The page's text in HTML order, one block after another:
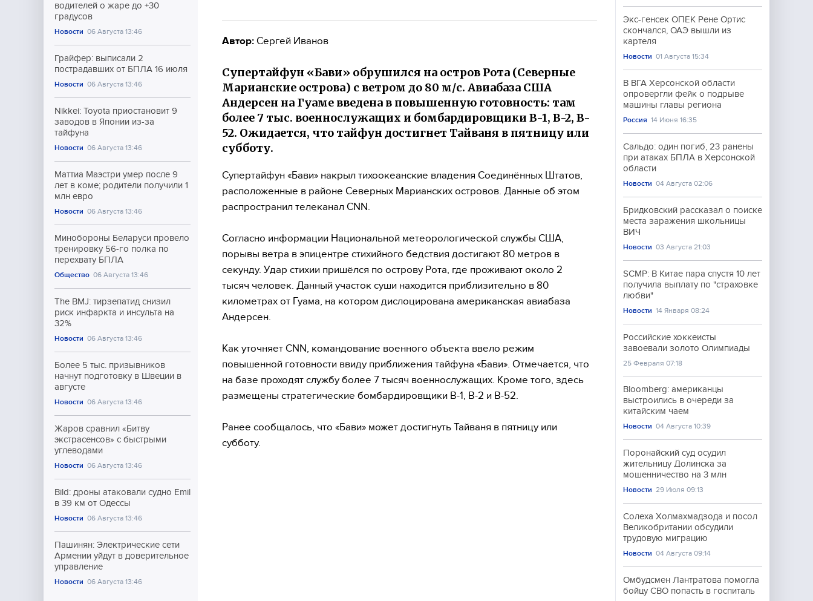
водителей о жаре до +30
градусов
Новости 06 Августа 13:46
Грайфер: выписали 2
пострадавших от БПЛА 16 июля
Новости 06 Августа 13:46
Nikkei: Toyota приостановит 9
заводов в Японии из-за
тайфуна
Новости 06 Августа 13:46
Маттиа Маэстри умер после 9
лет в коме; родители получили 1
млн евро
Новости 06 Августа 13:46
Минобороны Беларуси провело
тренировку 56-го полка по
перехвату БПЛА
Общество 06 Августа 13:46
The BMJ: тирзепатид снизил
риск инфаркта и инсульта на
32%
Новости 06 Августа 13:46
Более 5 тыс. призывников
начнут подготовку в Швеции в
августе
Новости 06 Августа 13:46
Жаров сравнил «Битву
экстрасенсов» с быстрыми
углеводами
Новости 06 Августа 13:46
Bild: дроны атаковали судно Emil
в 39 км от Одессы
Новости 06 Августа 13:46
Пашинян: Электрические сети
Армении уйдут в доверительное
управление
Новости 06 Августа 13:46
Автор: Сергей Иванов
Супертайфун «Бави» обрушился на остров Рота (Северные
Марианские острова) с ветром до 80 м/с. Авиабаза США
Андерсен на Гуаме введена в повышенную готовность: там
более 7 тыс. военнослужащих и бомбардировщики B-1, B-2, B-
52. Ожидается, что тайфун достигнет Тайваня в пятницу или
субботу.
Супертайфун «Бави» накрыл тихоокеанские владения Соединённых Штатов,
расположенные в районе Северных Марианских островов. Данные об этом
распространил телеканал CNN.
Согласно информации Национальной метеорологической службы США,
порывы ветра в эпицентре стихийного бедствия достигают 80 метров в
секунду. Удар стихии пришёлся по острову Рота, где проживают около 2
тысяч человек. Данный участок суши находится приблизительно в 80
километрах от Гуама, на котором дислоцирована американская авиабаза
Андерсен.
Как уточняет CNN, командование военного объекта ввело режим
повышенной готовности ввиду приближения тайфуна «Бави». Отмечается, что
на базе проходят службу более 7 тысяч военнослужащих. Кроме того, здесь
размещены стратегические бомбардировщики B-1, B-2 и B-52.
Ранее сообщалось, что «Бави» может достигнуть Тайваня в пятницу или
субботу.
Экс-генсек ОПЕК Рене Ортис
скончался, ОАЭ вышли из
картеля
Новости 01 Августа 15:34
В ВГА Херсонской области
опровергли фейк о подрыве
машины главы региона
Россия 14 Июня 16:35
Сальдо: один погиб, 23 ранены
при атаках БПЛА в Херсонской
области
Новости 04 Августа 02:06
Бридковский рассказал о поиске
места заражения школьницы
ВИЧ
Новости 03 Августа 21:03
SCMP: В Китае пара спустя 10 лет
получила выплату по "страховке
любви"
Новости 14 Января 08:24
Российские хоккеисты
завоевали золото Олимпиады
25 Февраля 07:18
Bloomberg: американцы
выстроились в очереди за
китайским чаем
Новости 04 Августа 10:39
Поронайский суд осудил
жительницу Долинска за
мошенничество на 3 млн
Новости 29 Июля 09:13
Солеха Холмахмадзода и посол
Великобритании обсудили
трудовую миграцию
Новости 04 Августа 09:14
Омбудсмен Лантратова помогла
бойцу СВО попасть в госпиталь